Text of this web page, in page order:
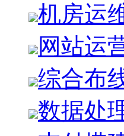
机房运
网站运
综合布
数据处